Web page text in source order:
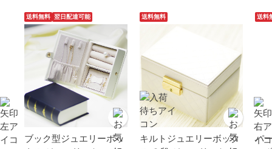
送料無料 翌日配達可能
ブック型ジュエリーボッ
送料無料
キルトジュエリーボック
送料
パ